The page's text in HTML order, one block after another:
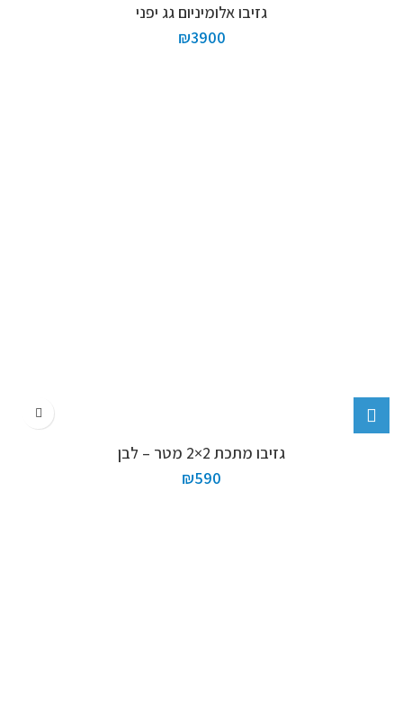
גזיבו אלומיניום גג יפני
₪3900
גזיבו מתכת 2×2 מטר – לבן
₪590